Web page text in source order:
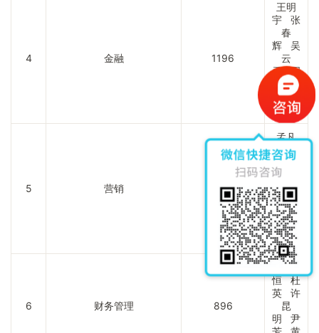
4 金融 1196
王明
宇 张
春
辉 吴
云
勇 周
汉
君 边
海宁
5 营销 1017
孟凡
伟 许
必
芳 李
佳
民 罗
德
宇 周
晓雪
6 财务管理 896
贾兴
恒 杜
英 许
昆
明 尹